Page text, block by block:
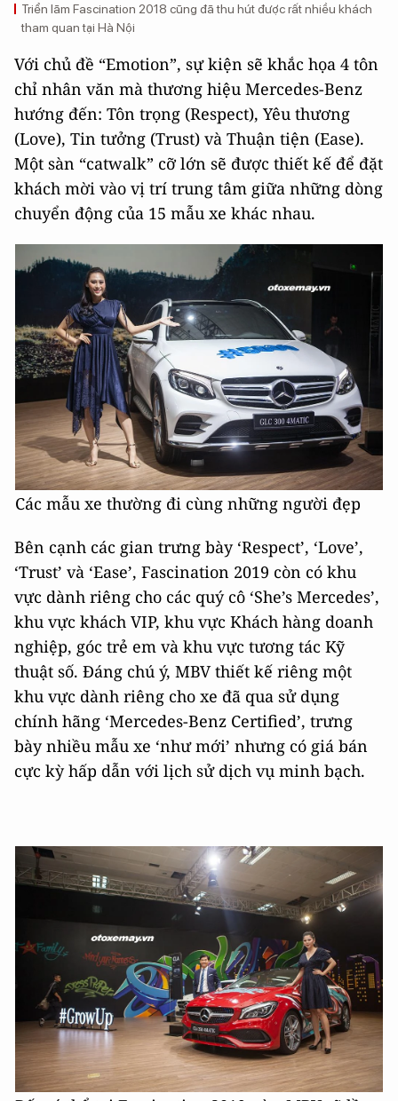
Triển lãm Fascination 2018 cũng đã thu hút được rất nhiều khách
tham quan tại Hà Nội
Với chủ đề “Emotion”, sự kiện sẽ khắc họa 4 tôn
chỉ nhân văn mà thương hiệu Mercedes-Benz
hướng đến: Tôn trọng (Respect), Yêu thương
(Love), Tin tưởng (Trust) và Thuận tiện (Ease).
Một sàn “catwalk” cỡ lớn sẽ được thiết kế để đặt
khách mời vào vị trí trung tâm giữa những dòng
chuyển động của 15 mẫu xe khác nhau.
Các mẫu xe thường đi cùng những người đẹp
Bên cạnh các gian trưng bày ‘Respect’, ‘Love’,
‘Trust’ và ‘Ease’, Fascination 2019 còn có khu
vực dành riêng cho các quý cô ‘She’s Mercedes’,
khu vực khách VIP, khu vực Khách hàng doanh
nghiệp, góc trẻ em và khu vực tương tác Kỹ
thuật số. Đáng chú ý, MBV thiết kế riêng một
khu vực dành riêng cho xe đã qua sử dụng
chính hãng ‘Mercedes-Benz Certified’, trưng
bày nhiều mẫu xe ‘như mới’ nhưng có giá bán
cực kỳ hấp dẫn với lịch sử dịch vụ minh bạch.